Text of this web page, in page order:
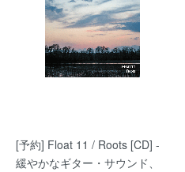
[予約] Float 11 / Roots [CD] -
緩やかなギター・サウンド、